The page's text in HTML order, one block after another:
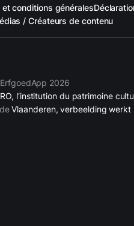
conditions générales
/ Créateurs de contenu
ErfgoedApp 2026
l‘institution du patrimoine
deVlaanderen, verbeelding werkt